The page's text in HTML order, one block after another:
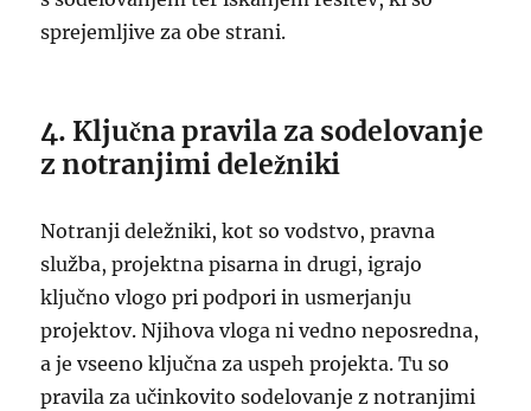
sprejemljive za obe strani.
4. Ključna pravila za sodelovanje
z notranjimi deležniki
Notranji deležniki, kot so vodstvo, pravna
služba, projektna pisarna in drugi, igrajo
ključno vlogo pri podpori in usmerjanju
projektov. Njihova vloga ni vedno neposredna,
a je vseeno ključna za uspeh projekta. Tu so
pravila za učinkovito sodelovanje z notranjimi